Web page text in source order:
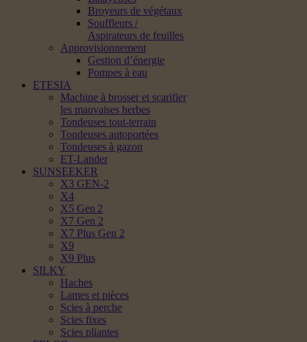
Broyeurs de végétaux
Souffleurs /
Aspirateurs de feuilles
Approvisionnement
Gestion d’énergie
Pompes à eau
ETESIA
Machine à brosser et scarifier
les mauvaises herbes
Tondeuses tout-terrain
Tondeuses autoportées
Tondeuses à gazon
ET-Lander
SUNSEEKER
X3 GEN-2
X4
X5 Gen 2
X7 Gen 2
X7 Plus Gen 2
X9
X9 Plus
SILKY
Haches
Lames et pièces
Scies à perche
Scies fixes
Scies pliantes